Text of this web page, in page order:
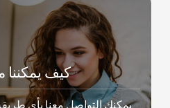
كيف
يمكنك التواصل معنا بأي